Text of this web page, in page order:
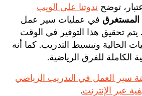
توضح ندوتنا على الويب
المستغرق في عمليات سير عمل
. يتم تحقيق هذا التوفير في الوقت
الحالية وتبسيط التدريب. كما أنه
الكاملة للفرق الرياضية.
سير العمل في التدريب الرياضي
عبر الإنترنت.